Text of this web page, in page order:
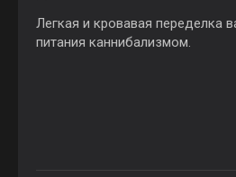
Легкая и кровавая переделка
питания каннибализмом.